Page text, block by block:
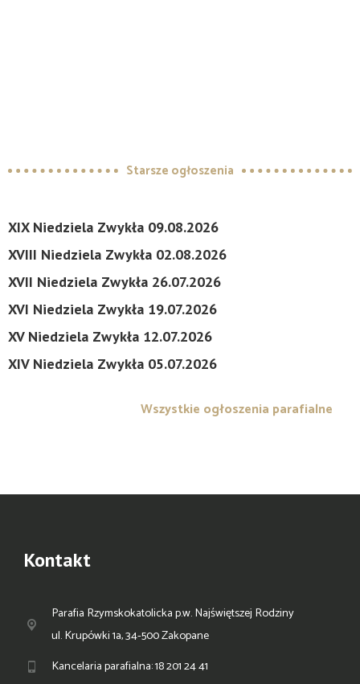
Starsze ogłoszenia
XIX Niedziela Zwykła 09.08.2026
XVIII Niedziela Zwykła 02.08.2026
XVII Niedziela Zwykła 26.07.2026
XVI Niedziela Zwykła 19.07.2026
XV Niedziela Zwykła 12.07.2026
XIV Niedziela Zwykła 05.07.2026
Wszystkie ogłoszenia parafialne
Kontakt
Parafia Rzymskokatolicka p.w. Najświętszej Rodziny
ul. Krupówki 1a, 34-500 Zakopane
Kancelaria parafialna: 18 201 24 41